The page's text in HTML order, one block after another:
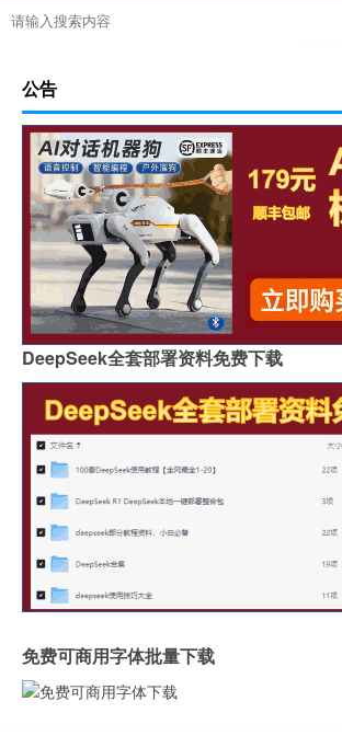
公告
DeepSeek全套部署资料免费下载
免费可商用字体批量下载